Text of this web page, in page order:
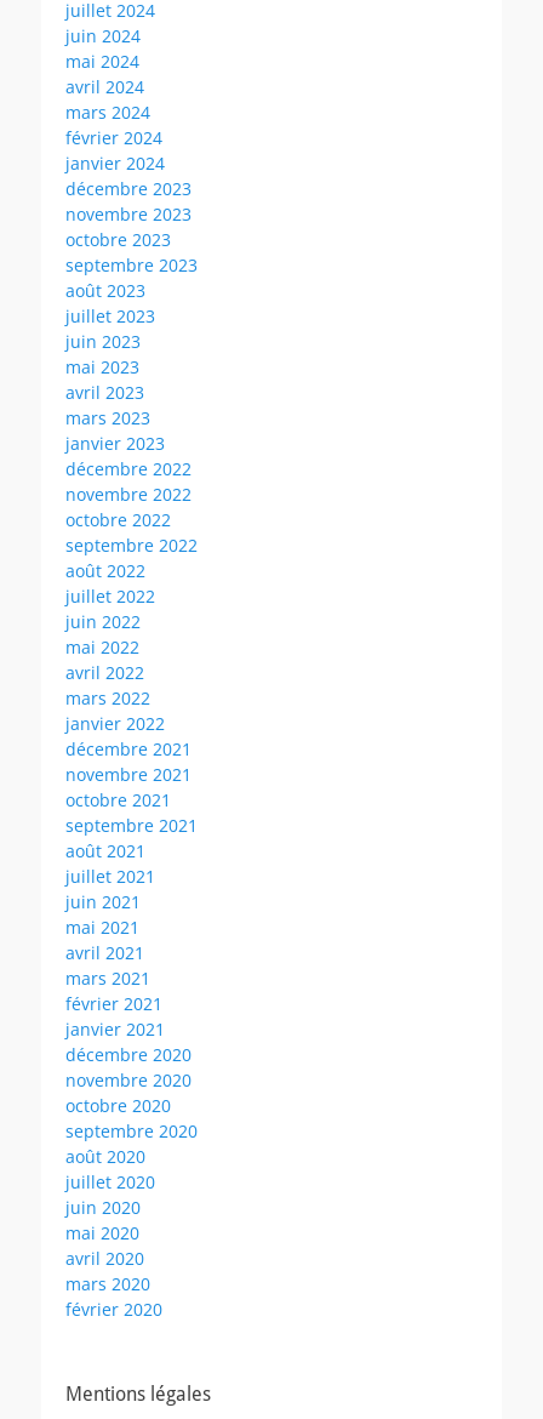
juillet 2024
juin 2024
mai 2024
avril 2024
mars 2024
février 2024
janvier 2024
décembre 2023
novembre 2023
octobre 2023
septembre 2023
août 2023
juillet 2023
juin 2023
mai 2023
avril 2023
mars 2023
janvier 2023
décembre 2022
novembre 2022
octobre 2022
septembre 2022
août 2022
juillet 2022
juin 2022
mai 2022
avril 2022
mars 2022
janvier 2022
décembre 2021
novembre 2021
octobre 2021
septembre 2021
août 2021
juillet 2021
juin 2021
mai 2021
avril 2021
mars 2021
février 2021
janvier 2021
décembre 2020
novembre 2020
octobre 2020
septembre 2020
août 2020
juillet 2020
juin 2020
mai 2020
avril 2020
mars 2020
février 2020
Mentions légales